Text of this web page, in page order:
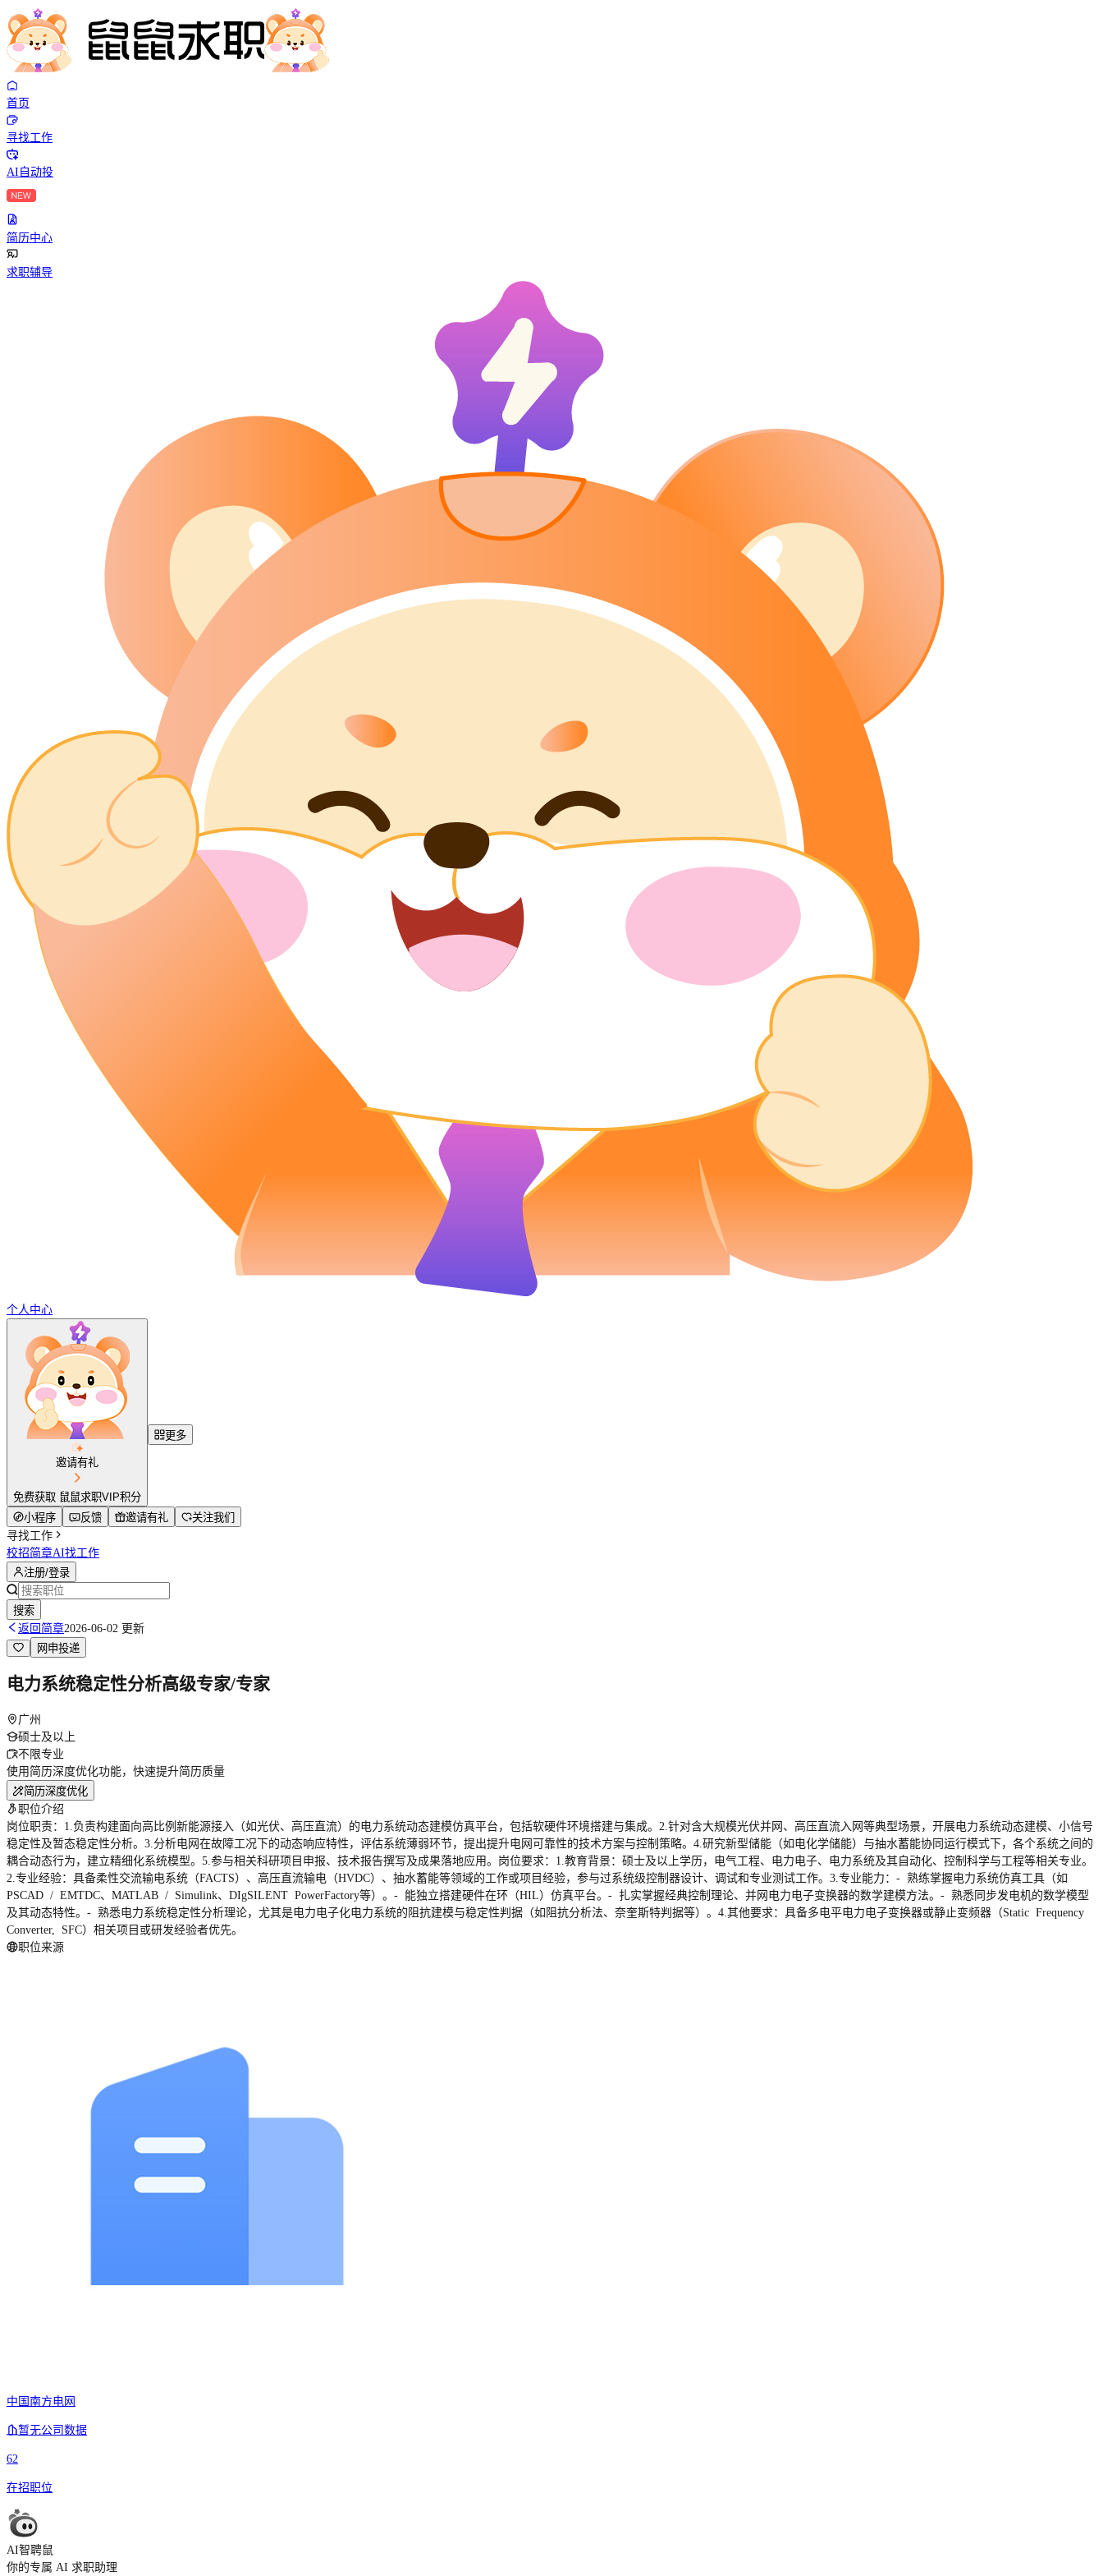
首页
寻找工作
AI自动投
简历中心
求职辅导
个人中心
邀请有礼
免费获取 鼠鼠求职VIP积分
更多
小程序 反馈 邀请有礼
关注我们
寻找工作
校招简章AI找工作
注册/登录
搜索
返回简章2026-06-02 更新
网申投递
电力系统稳定性分析高级专家/专家
广州
硕士及以上
不限专业
使用简历深度优化功能，快速提升简历质量
简历深度优化
职位介绍
岗位职责：1.负责构建面向高比例新能源接入（如光伏、高压直流）的电力系统动态建模仿真平台，包括软硬件环境搭建与集成。2.针对含大规模光伏并网、高压直流入网等典型场景，开展电力系统动态建模、小信号
稳定性及暂态稳定性分析。3.分析电网在故障工况下的动态响应特性，评估系统薄弱环节，提出提升电网可靠性的技术方案与控制策略。4.研究新型储能（如电化学储能）与抽水蓄能协同运行模式下，各个系统之间的
耦合动态行为，建立精细化系统模型。5.参与相关科研项目申报、技术报告撰写及成果落地应用。岗位要求：1.教育背景：硕士及以上学历，电气工程、电力电子、电力系统及其自动化、控制科学与工程等相关专业。
2.专业经验：具备柔性交流输电系统（FACTS）、高压直流输电（HVDC）、抽水蓄能等领域的工作或项目经验，参与过系统级控制器设计、调试和专业测试工作。3.专业能力：- 熟练掌握电力系统仿真工具（如
PSCAD / EMTDC、MATLAB / Simulink、DIgSILENT PowerFactory等）。- 能独立搭建硬件在环（HIL）仿真平台。- 扎实掌握经典控制理论、并网电力电子变换器的数学建模方法。- 熟悉同步发电机的数学模型
及其动态特性。- 熟悉电力系统稳定性分析理论，尤其是电力电子化电力系统的阻抗建模与稳定性判据（如阻抗分析法、奈奎斯特判据等）。4.其他要求：具备多电平电力电子变换器或静止变频器（Static Frequency
Converter, SFC）相关项目或研发经验者优先。
职位来源
中国南方电网
暂无公司数据
62
在招职位
AI智聘鼠
你的专属 AI 求职助理